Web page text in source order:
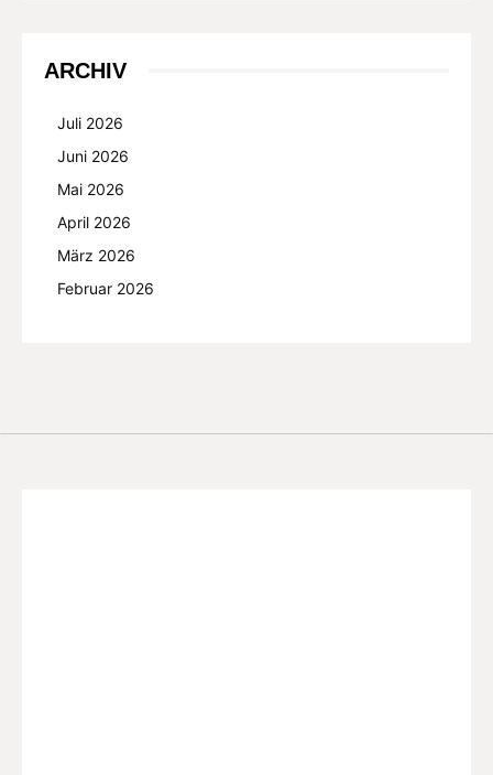
ARCHIV
Juli 2026
Juni 2026
Mai 2026
April 2026
März 2026
Februar 2026